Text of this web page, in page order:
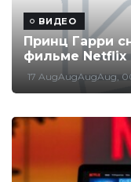
ВИДЕО
Принц Гарри
фильме Netflix
17 AugAugAugAug,